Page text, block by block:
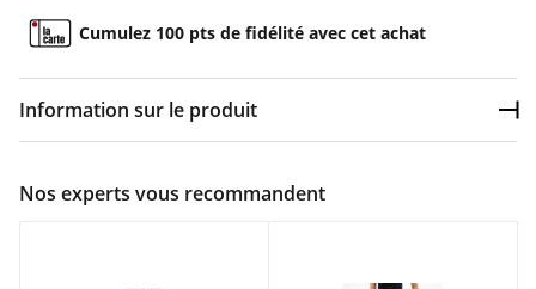
Cumulez 100 pts de fidélité avec cet achat
Information sur le produit
Nos experts vous recommandent